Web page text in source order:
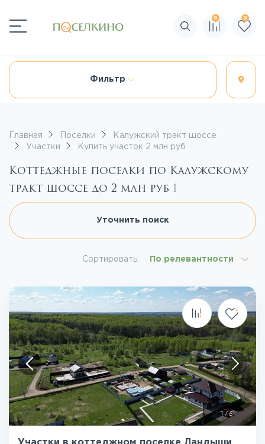
Поиск по сайту
0 0
Фильтр
Главная Поселки
Калужский тракт шоссе
Участки
Купить участок 2 млн руб
Коттеджные поселки по Калужскому
тракт шоссе до 2 млн руб 1
Уточнить поиск
Сортировать: По релевантности
1/6